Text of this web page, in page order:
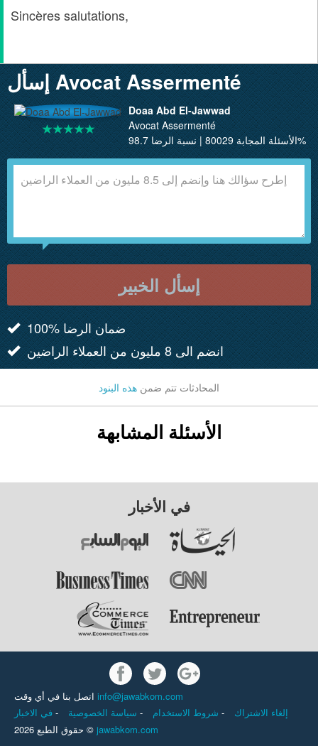
Sincères salutations,
إسأل Avocat Assermenté
Doaa Abd El-Jawwad
Avocat Assermenté
الأسئلة المجابة 80029 | نسبة الرضا 98.7%
إسأل الخبير
100% ضمان الرضا
انضم الى 8 مليون من العملاء الراضين
المحادثات تتم ضمن هذه البنود
الأسئلة المشابهة
في الأخبار
info@jawabkom.com
- - -
إلغاء الاشتراك
حقوق الطبع 2026 © jawabkom.com